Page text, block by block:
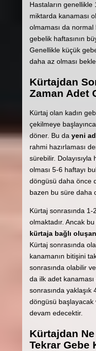
Hastaların
miktarda kanaması
olmaması da normal
gebelik haftasının
Genellikle küçük
daha az olması
Kürtajdan
Zaman Adet
Kürtaj olan kadın
çekilmeye
döner. Bu da yeni
rahmi hazırlaması
sürebilir. Dolayısıyla
olması 5-6 haftayı
döngüsü daha önce
bazen bu süre daha
Kürtaj sonrasında 1-
olmaktadır. Ancak
kürtaja bağlı
Kürtaj sonrasında
kanamanın bitişini
sonrasında olabilir
da ilk adet
sonrasında yaklaşık
döngüsü başlayacak
devam edecektir.
Kürtajdan
Tekrar Gebe